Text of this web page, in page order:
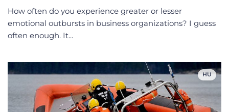
How often do you experience greater or lesser
emotional outbursts in business organizations? I guess
often enough. It...
HU